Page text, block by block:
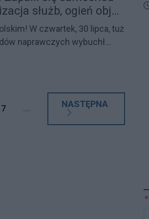
służb, ogień objął
W czwartek, 30 lipca, tuż
naprawczych wybuchł
przeniosły się na
7 ... NASTĘPNA